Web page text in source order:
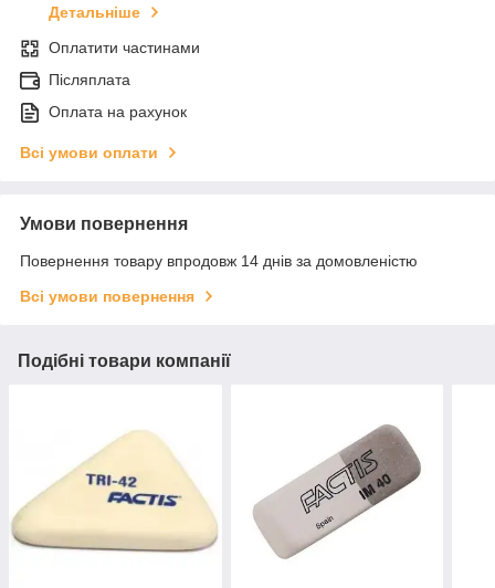
Детальніше
Оплатити частинами
Післяплата
Оплата на рахунок
Всі умови оплати
Умови повернення
Повернення товару впродовж 14 днів за домовленістю
Всі умови повернення
Подібні товари компанії